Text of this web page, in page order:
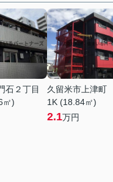
石２丁目
㎡)
久留米市上津町
1K (18.84㎡)
2.1万円